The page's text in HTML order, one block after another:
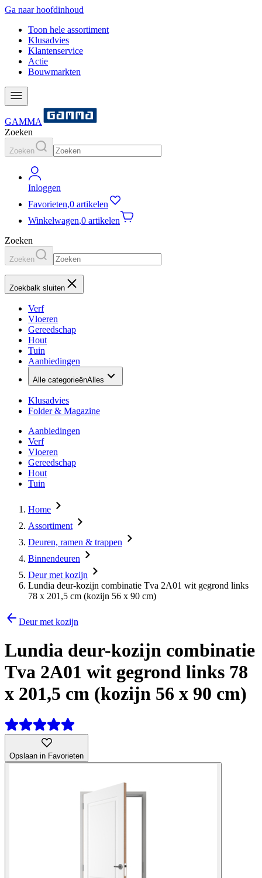
Ga naar hoofdinhoud
Toon hele assortiment
Klusadvies
Klantenservice
Actie
Bouwmarkten
GAMMA
Zoeken
Zoeken
Inloggen
Favorieten,0 artikelen
Winkelwagen,0 artikelen
Zoeken
Zoeken
Zoekbalk sluiten
Verf
Vloeren
Gereedschap
Hout
Tuin
Aanbiedingen
Alle categorieënAlles
Klusadvies
Folder & Magazine
Aanbiedingen
Verf
Vloeren
Gereedschap
Hout
Tuin
Home
Assortiment
Deuren, ramen & trappen
Binnendeuren
Deur met kozijn
Lundia deur-kozijn combinatie Tva 2A01 wit gegrond links
78 x 201,5 cm (kozijn 56 x 90 cm)
Deur met kozijn
Lundia deur-kozijn combinatie
Tva 2A01 wit gegrond links 78
x 201,5 cm (kozijn 56 x 90 cm)
Opslaan in Favorieten